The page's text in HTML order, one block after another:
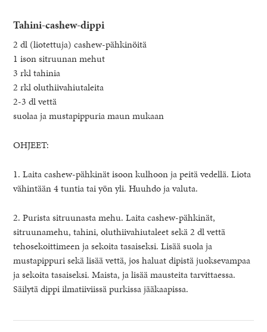
Tahini-cashew-dippi
2 dl (liotettuja) cashew-pähkinöitä
1 ison sitruunan mehut
3 rkl tahinia
2 rkl oluthiivahiutaleita
2-3 dl vettä
suolaa ja mustapippuria maun mukaan
OHJEET:
1. Laita cashew-pähkinät isoon kulhoon ja peitä vedellä. Liota
vähintään 4 tuntia tai yön yli. Huuhdo ja valuta.
2. Purista sitruunasta mehu. Laita cashew-pähkinät,
sitruunamehu, tahini, oluthiivahiutaleet sekä 2 dl vettä
tehosekoittimeen ja sekoita tasaiseksi. Lisää suola ja
mustapippuri sekä lisää vettä, jos haluat dipistä juoksevampaa
ja sekoita tasaiseksi. Maista, ja lisää mausteita tarvittaessa.
Säilytä dippi ilmatiiviissä purkissa jääkaapissa.